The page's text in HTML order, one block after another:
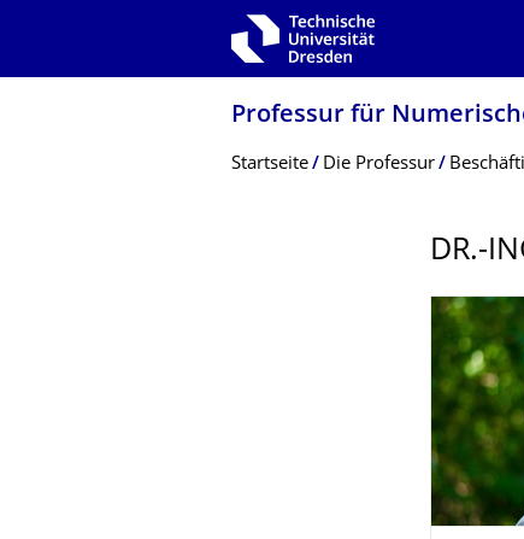
Zur Hauptnavigation springen
Professur für
Breadcrumb-Menü
Startseite Die Professur
DR.-